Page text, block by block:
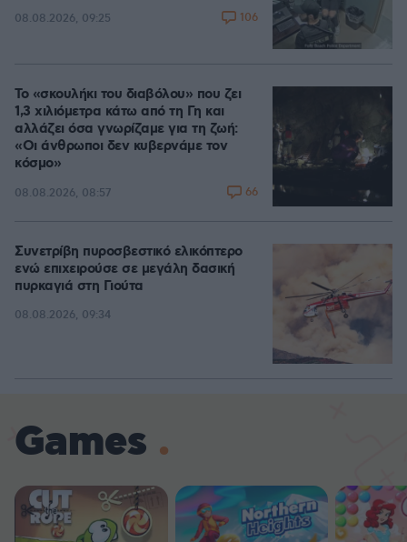
08.08.2026, 09:25 106
Το «σκουλήκι του διαβόλου» που ζει
1,3 χιλιόμετρα κάτω από τη Γη και
αλλάζει όσα γνωρίζαμε για τη ζωή:
«Οι άνθρωποι δεν κυβερνάμε τον
κόσμο»
08.08.2026, 08:57 66
Συνετρίβη πυροσβεστικό ελικόπτερο
ενώ επιχειρούσε σε μεγάλη δασική
πυρκαγιά στη Γιούτα
08.08.2026, 09:34
Games